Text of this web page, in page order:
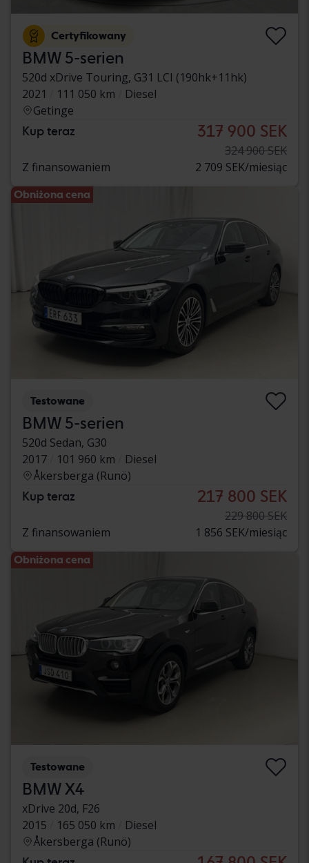
Certyfikowany
BMW 5-serien
520d xDrive Touring, G31 LCI (190hk+11hk)
2021
111 050 km
Diesel
Getinge
Kup teraz 317 900 SEK
324 900 SEK
Z finansowaniem
2 709 SEK/miesiąc
Obniżona cena
Testowane
BMW 5-serien
520d Sedan, G30
2017
101 960 km
Diesel
Åkersberga (Runö)
Kup teraz 217 800 SEK
229 800 SEK
Z finansowaniem
1 856 SEK/miesiąc
Obniżona cena
Testowane
BMW X4
xDrive 20d, F26
2015
165 050 km
Diesel
Åkersberga (Runö)